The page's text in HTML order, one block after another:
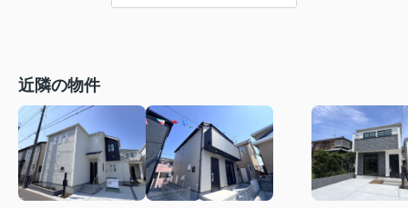
近隣の物件